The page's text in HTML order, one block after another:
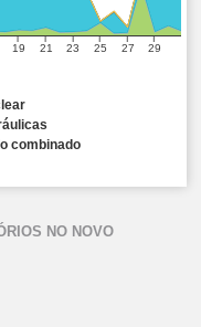
19 21 23 25 27 29
combinado
NO NOVO